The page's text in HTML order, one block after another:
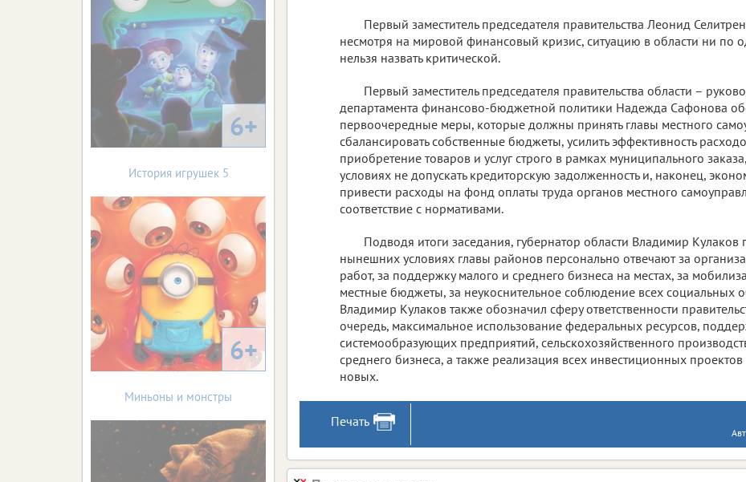
Первый заместитель председателя правительства Леонид
несмотря на мировой финансовый кризис, ситуацию в области ни по
нельзя назвать критической.
Первый заместитель председателя правительства области –
департамента финансово-бюджетной политики Надежда Сафонова
первоочередные меры, которые должны принять главы местного
сбалансировать собственные бюджеты, усилить эффективность
приобретение товаров и услуг строго в рамках муниципального
условиях не допускать кредиторскую задолженность и, наконец,
привести расходы на фонд оплаты труда органов местного
соответствие с нормативами.
Подводя итоги заседания, губернатор области Владимир Кулаков
нынешних условиях главы районов персонально отвечают за
работ, за поддержку малого и среднего бизнеса на местах, за
местные бюджеты, за неукоснительное соблюдение всех социальных
Владимир Кулаков также обозначил сферу ответственности
очередь, максимальное использование федеральных ресурсов,
системообразующих предприятий, сельскохозяйственного
среднего бизнеса, а также реализация всех инвестиционных
новых.
Печать
6+
История игрушек 5
6+
Миньоны и монстры